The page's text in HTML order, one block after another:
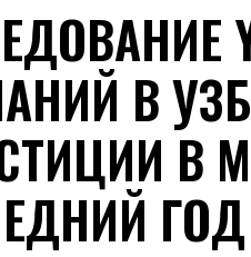
В
В
ГОД